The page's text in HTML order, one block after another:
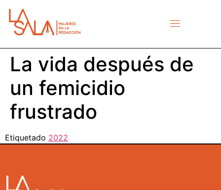
La vida después de
un femicidio
frustrado
Etiquetado 2022